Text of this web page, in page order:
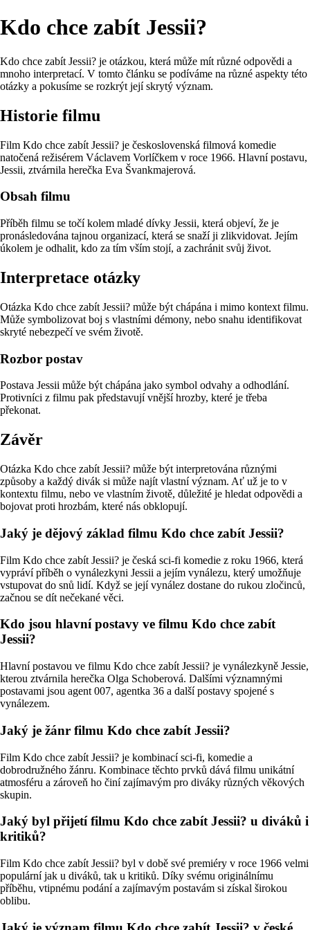
Kdo chce zabít Jessii?
Kdo chce zabít Jessii? je otázkou, která může mít různé odpovědi a
mnoho interpretací. V tomto článku se podíváme na různé aspekty této
otázky a pokusíme se rozkrýt její skrytý význam.
Historie filmu
Film Kdo chce zabít Jessii? je československá filmová komedie
natočená režisérem Václavem Vorlíčkem v roce 1966. Hlavní postavu,
Jessii, ztvárnila herečka Eva Švankmajerová.
Obsah filmu
Příběh filmu se točí kolem mladé dívky Jessii, která objeví, že je
pronásledována tajnou organizací, která se snaží ji zlikvidovat. Jejím
úkolem je odhalit, kdo za tím vším stojí, a zachránit svůj život.
Interpretace otázky
Otázka Kdo chce zabít Jessii? může být chápána i mimo kontext filmu.
Může symbolizovat boj s vlastními démony, nebo snahu identifikovat
skryté nebezpečí ve svém životě.
Rozbor postav
Postava Jessii může být chápána jako symbol odvahy a odhodlání.
Protivníci z filmu pak představují vnější hrozby, které je třeba
překonat.
Závěr
Otázka Kdo chce zabít Jessii? může být interpretována různými
způsoby a každý divák si může najít vlastní význam. Ať už je to v
kontextu filmu, nebo ve vlastním životě, důležité je hledat odpovědi a
bojovat proti hrozbám, které nás obklopují.
Jaký je dějový základ filmu Kdo chce zabít Jessii?
Film Kdo chce zabít Jessii? je česká sci-fi komedie z roku 1966, která
vypráví příběh o vynálezkyni Jessii a jejím vynálezu, který umožňuje
vstupovat do snů lidí. Když se její vynález dostane do rukou zločinců,
začnou se dít nečekané věci.
Kdo jsou hlavní postavy ve filmu Kdo chce zabít
Jessii?
Hlavní postavou ve filmu Kdo chce zabít Jessii? je vynálezkyně Jessie,
kterou ztvárnila herečka Olga Schoberová. Dalšími významnými
postavami jsou agent 007, agentka 36 a další postavy spojené s
vynálezem.
Jaký je žánr filmu Kdo chce zabít Jessii?
Film Kdo chce zabít Jessii? je kombinací sci-fi, komedie a
dobrodružného žánru. Kombinace těchto prvků dává filmu unikátní
atmosféru a zároveň ho činí zajímavým pro diváky různých věkových
skupin.
Jaký byl přijetí filmu Kdo chce zabít Jessii? u diváků i
kritiků?
Film Kdo chce zabít Jessii? byl v době své premiéry v roce 1966 velmi
populární jak u diváků, tak u kritiků. Díky svému originálnímu
příběhu, vtipnému podání a zajímavým postavám si získal širokou
oblibu.